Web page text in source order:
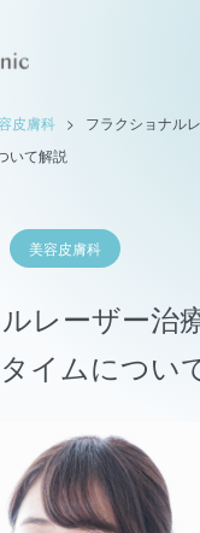
皮膚科 >
フラクショナル
いて解説
美容皮膚科
レーザー治
イムについ